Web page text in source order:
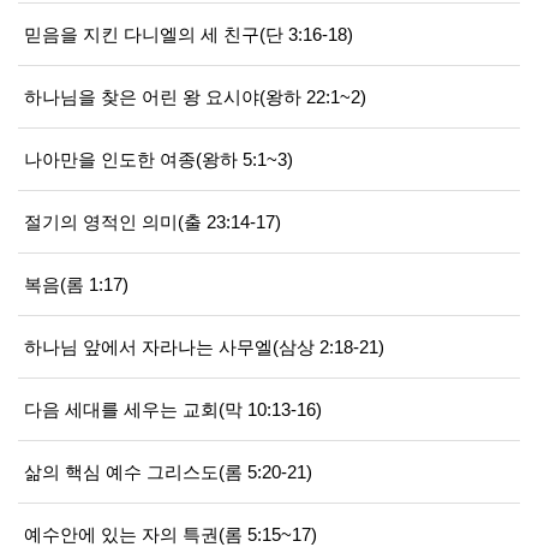
믿음을 지킨 다니엘의 세 친구(단 3:16-18)
하나님을 찾은 어린 왕 요시야(왕하 22:1~2)
나아만을 인도한 여종(왕하 5:1~3)
절기의 영적인 의미(출 23:14-17)
복음(롬 1:17)
하나님 앞에서 자라나는 사무엘(삼상 2:18-21)
다음 세대를 세우는 교회(막 10:13-16)
삶의 핵심 예수 그리스도(롬 5:20-21)
예수안에 있는 자의 특권(롬 5:15~17)